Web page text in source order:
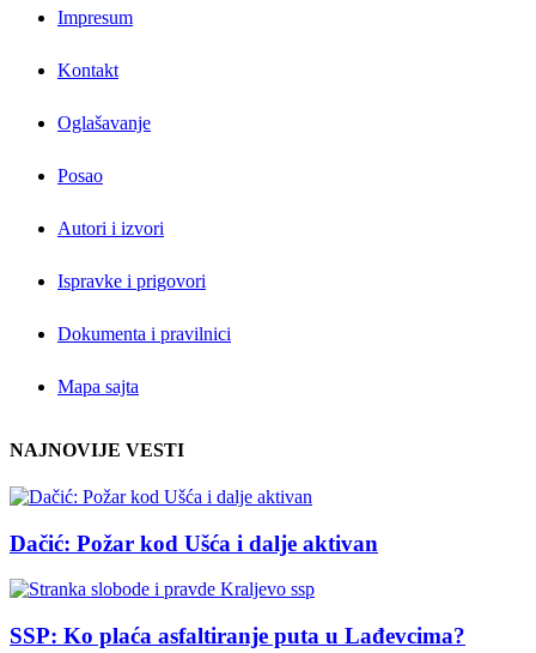
Impresum
Kontakt
Oglašavanje
Posao
Autori i izvori
Ispravke i prigovori
Dokumenta i pravilnici
Mapa sajta
NAJNOVIJE VESTI
Dačić: Požar kod Ušća i dalje aktivan
SSP: Ko plaća asfaltiranje puta u Lađevcima?